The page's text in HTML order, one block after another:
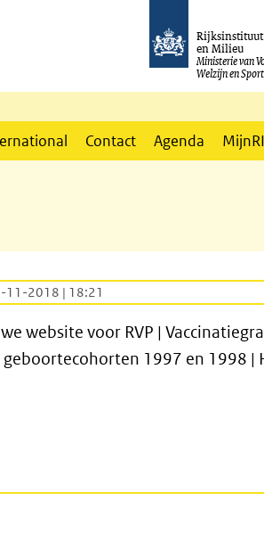
Rijksinstituut
en Milieu
Ministerie van
Welzijn en Sport
Contact Agenda
11-2018 | 18:21
website voor RVP |
1997 en 1998 |